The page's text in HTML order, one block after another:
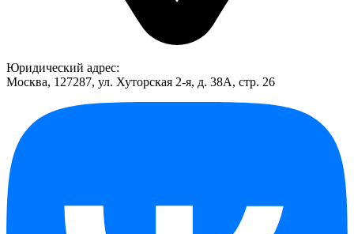
Юридический адрес:
Москва, 127287, ул. Хуторская 2-я, д. 38А, стр. 26